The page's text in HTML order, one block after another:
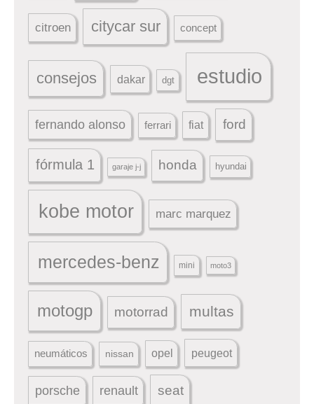
citroen citycar sur concept
consejos dakar dgt estudio
fernando alonso ferrari fiat ford
fórmula 1 garaje j-j honda hyundai
kobe motor marc marquez
mercedes-benz mini moto3
motogp motorrad multas
neumáticos nissan opel peugeot
porsche renault seat